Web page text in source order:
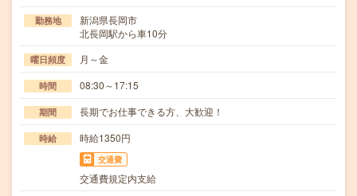
勤務地
新潟県長岡市
北長岡駅から車10分
曜日頻度 月～金
時間 08:30～17:15
期間 長期でお仕事できる方、大歓迎！
時給 時給1350円
交通費
交通費規定内支給